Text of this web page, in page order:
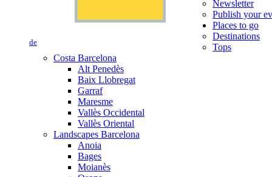
de
Newsletter
Publish your
Places to go
Destinations
Tops
Costa Barcelona
Alt Penedès
Baix Llobregat
Garraf
Maresme
Vallès Occidental
Vallès Oriental
Landscapes Barcelona
Anoia
Bages
Moianès